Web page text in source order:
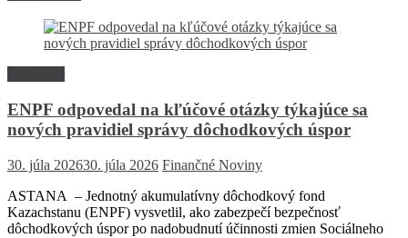
ENPF odpovedal na kľúčové otázky týkajúce sa
nových pravidiel správy dôchodkových úspor
30. júla 202630. júla 2026 Finančné Noviny
ASTANA – Jednotný akumulatívny dôchodkový fond
Kazachstanu (ENPF) vysvetlil, ako zabezpečí bezpečnosť
dôchodkových úspor po nadobudnutí účinnosti zmien Sociálneho